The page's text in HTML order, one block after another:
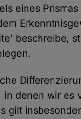
eines
beschreibe,
in denen wir es
gilt